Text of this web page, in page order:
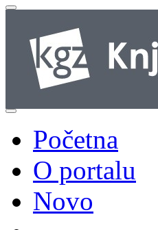
Početna
O portalu
Novo